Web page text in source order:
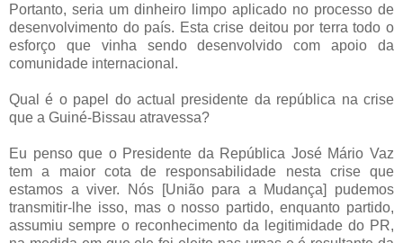
Portanto, seria um dinheiro limpo aplicado no processo de
desenvolvimento do país. Esta crise deitou por terra todo o
esforço que vinha sendo desenvolvido com apoio da
comunidade internacional.
Qual é o papel do actual presidente da república na crise
que a Guiné-Bissau atravessa?
Eu penso que o Presidente da República José Mário Vaz
tem a maior cota de responsabilidade nesta crise que
estamos a viver. Nós [União para a Mudança] pudemos
transmitir-lhe isso, mas o nosso partido, enquanto partido,
assumiu sempre o reconhecimento da legitimidade do PR,